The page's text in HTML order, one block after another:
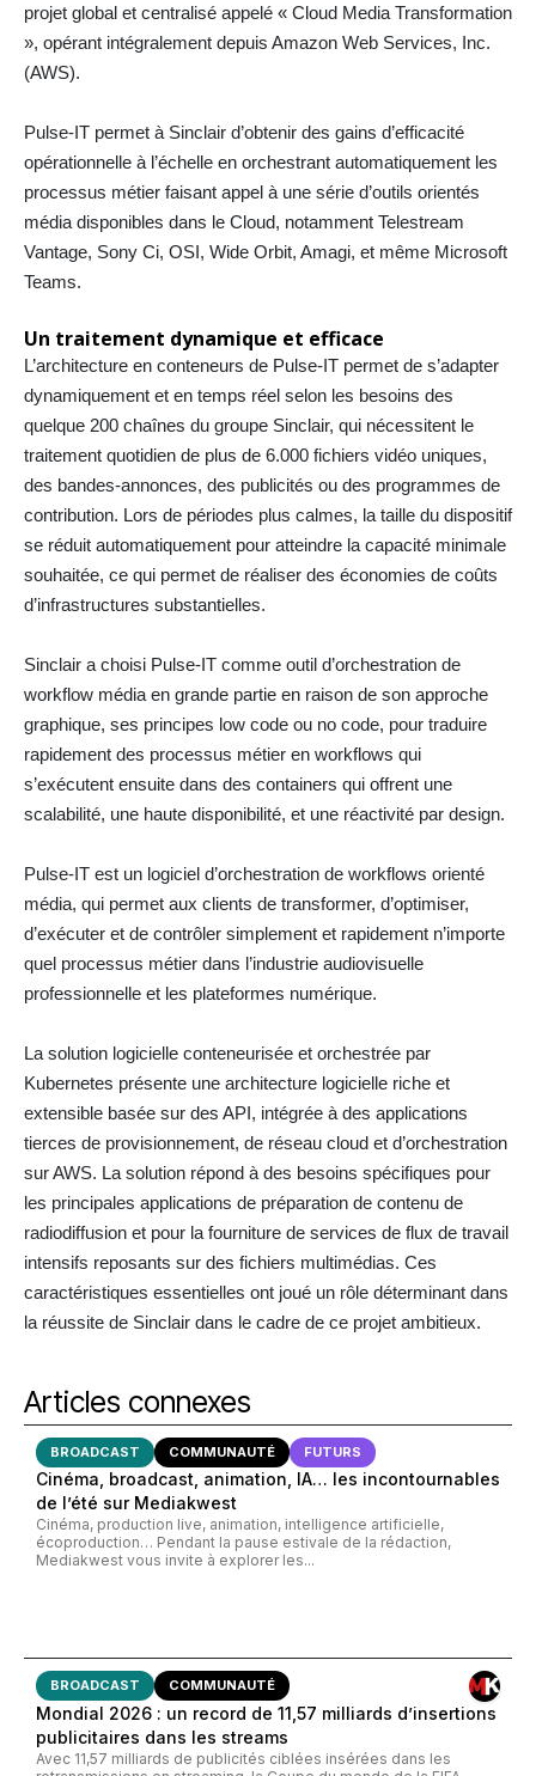
projet global et centralisé appelé « Cloud Media Transformation
», opérant intégralement depuis Amazon Web Services, Inc.
(AWS).
Pulse-IT permet à Sinclair d’obtenir des gains d’efficacité
opérationnelle à l’échelle en orchestrant automatiquement les
processus métier faisant appel à une série d’outils orientés
média disponibles dans le Cloud, notamment Telestream
Vantage, Sony Ci, OSI, Wide Orbit, Amagi, et même Microsoft
Teams.
Un traitement dynamique et efficace
L’architecture en conteneurs de Pulse-IT permet de s’adapter
dynamiquement et en temps réel selon les besoins des
quelque 200 chaînes du groupe Sinclair, qui nécessitent le
traitement quotidien de plus de 6.000 fichiers vidéo uniques,
des bandes-annonces, des publicités ou des programmes de
contribution. Lors de périodes plus calmes, la taille du dispositif
se réduit automatiquement pour atteindre la capacité minimale
souhaitée, ce qui permet de réaliser des économies de coûts
d’infrastructures substantielles.
Sinclair a choisi Pulse-IT comme outil d’orchestration de
workflow média en grande partie en raison de son approche
graphique, ses principes low code ou no code, pour traduire
rapidement des processus métier en workflows qui
s’exécutent ensuite dans des containers qui offrent une
scalabilité, une haute disponibilité, et une réactivité par design.
Pulse-IT est un logiciel d’orchestration de workflows orienté
média, qui permet aux clients de transformer, d’optimiser,
d’exécuter et de contrôler simplement et rapidement n’importe
quel processus métier dans l’industrie audiovisuelle
professionnelle et les plateformes numérique.
La solution logicielle conteneurisée et orchestrée par
Kubernetes présente une architecture logicielle riche et
extensible basée sur des API, intégrée à des applications
tierces de provisionnement, de réseau cloud et d’orchestration
sur AWS. La solution répond à des besoins spécifiques pour
les principales applications de préparation de contenu de
radiodiffusion et pour la fourniture de services de flux de travail
intensifs reposants sur des fichiers multimédias. Ces
caractéristiques essentielles ont joué un rôle déterminant dans
la réussite de Sinclair dans le cadre de ce projet ambitieux.
Articles connexes
BROADCAST COMMUNAUTÉ FUTURS
Cinéma, broadcast, animation, IA… les incontournables
de l’été sur Mediakwest
Cinéma, production live, animation, intelligence artificielle,
écoproduction… Pendant la pause estivale de la rédaction,
Mediakwest vous invite à explorer les...
BROADCAST COMMUNAUTÉ
Mondial 2026 : un record de 11,57 milliards d’insertions
publicitaires dans les streams
Avec 11,57 milliards de publicités ciblées insérées dans les